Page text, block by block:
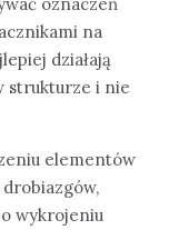
na
działają
strukturze i nie
elementów
wykrojeniu